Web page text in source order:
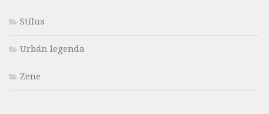
Stílus
Urbán legenda
Zene